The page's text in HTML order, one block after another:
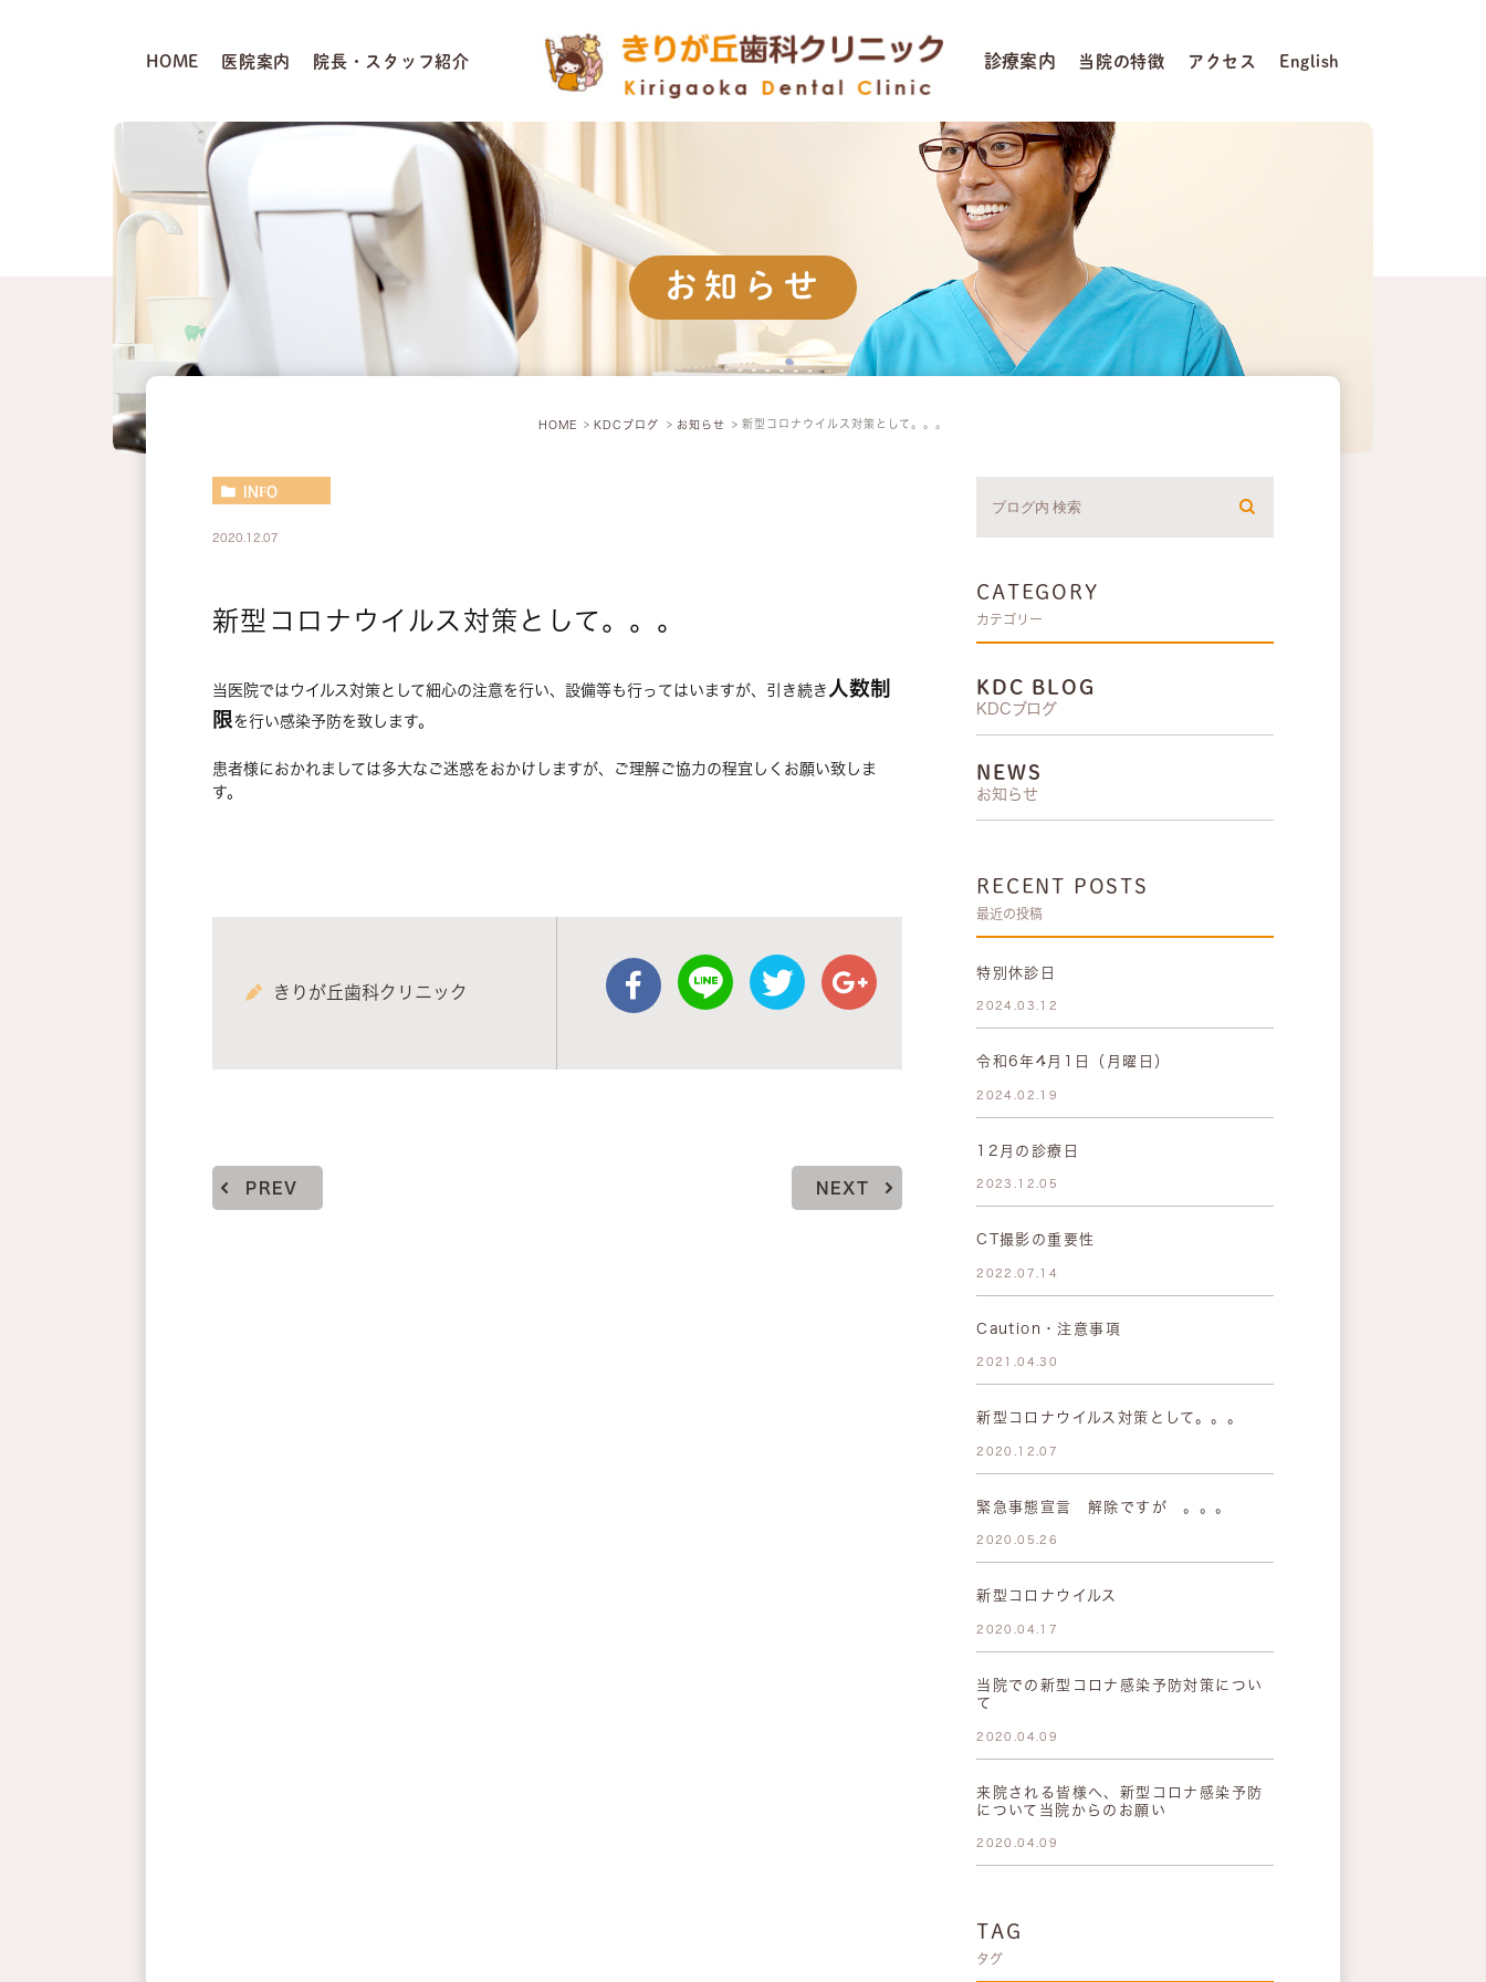
HOME 医院案内 院長・スタッフ紹介 診療案内
診療のご案内
歯が抜けてしまった方へ
当院の特徴 アクセス English
お知らせ
HOME KDCブログ お知らせ 新型コロナウイルス対策として。。。
INFO
2020.12.07
新型コロナウイルス対策として。。。
当医院ではウイルス対策として細心の注意を行い、設備等も行ってはいますが、引き続き 人数制
限を行い感染予防を致します。
患者様におかれましては多大なご迷惑をおかけしますが、ご理解ご協力の程宜しくお願い致しま
す。
きりが丘歯科クリニック
PREV NEXT
CATEGORY
カテゴリー
KDC BLOG
KDCブログ
NEWS
お知らせ
RECENT POSTS
最近の投稿
特別休診日
2024.03.12
令和6年4月1日（月曜日）
2024.02.19
12月の診療日
2023.12.05
CT撮影の重要性
2022.07.14
Caution・注意事項
2021.04.30
新型コロナウイルス対策として。。。
2020.12.07
緊急事態宣言 解除ですが 。。。
2020.05.26
新型コロナウイルス
2020.04.17
当院での新型コロナ感染予防対策につい
て
2020.04.09
来院される皆様へ、新型コロナ感染予防
について当院からのお願い
2020.04.09
TAG
タグ